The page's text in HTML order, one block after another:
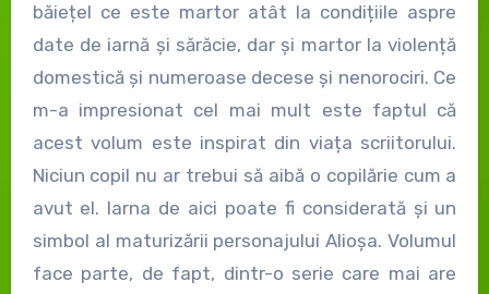
băiețel ce este martor atât la condițiile aspre
date de iarnă și sărăcie, dar și martor la violență
domestică și numeroase decese și nenorociri. Ce
m-a impresionat cel mai mult este faptul că
acest volum este inspirat din viața scriitorului.
Niciun copil nu ar trebui să aibă o copilărie cum a
avut el. Iarna de aici poate fi considerată și un
simbol al maturizării personajului Alioșa. Volumul
face parte, de fapt, dintr-o serie care mai are